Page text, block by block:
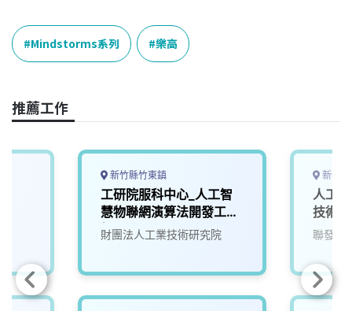
c
e
b
o
k
n
e
r
e
a
n
e
n
p
y
L
k
Mindstorms系列 樂高
推薦工作
新竹縣竹東鎮
工研院服科中心_⼈⼯智
慧物聯網演算法開發⼯程
師(S300)
財團法人工業技術研究院
新竹
人工
技術
聯發科